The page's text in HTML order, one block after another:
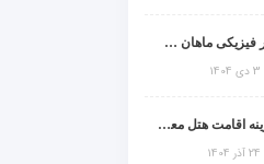
خرید سرور فیزیکی ماهان شبکه ایرانیان
مقایسه هزینه اقامت هتل معمولی، میان‌رده یا 5 ستاره در سفر زیارتی عراق